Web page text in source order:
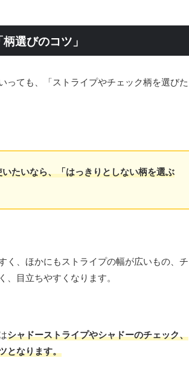
選びのコツ」
っても、「ストライプやチェック柄を選びた
たいなら、「はっきりとしない柄を選ぶ
く、ほかにもストライプの幅が広いもの、チ
目立ちやすくなります。
シャドーストライプやシャドーのチェック、
となります。